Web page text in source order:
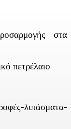
στα
πετρέλαιο
λιπάσματα-